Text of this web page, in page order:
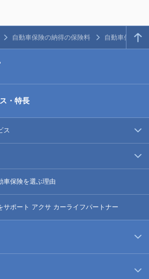
自動車保険の納得の保険料 自動車保険の
・特長
ス
車保険を選ぶ理由
サポート アクサ カーライフパートナー